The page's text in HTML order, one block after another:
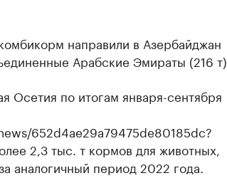
направили в Азербайджан
Арабские Эмираты (216 т).
Осетия по итогам января-сентября
652d4ae29a79475de80185dc?
2,3 тыс. т кормов для животных,
аналогичный период 2022 года.